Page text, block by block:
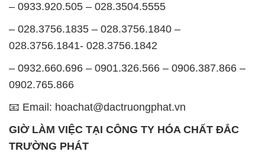
– 0933.920.505 – 028.3504.5555
– 028.3756.1835 – 028.3756.1840 –
028.3756.1841- 028.3756.1842
– 0932.660.696 – 0901.326.566 – 0906.387.866 –
0902.765.866
📧 Email: hoachat@dactruongphat.vn
GIỜ LÀM VIỆC TẠI CÔNG TY HÓA CHẤT ĐẮC
TRƯỜNG PHÁT